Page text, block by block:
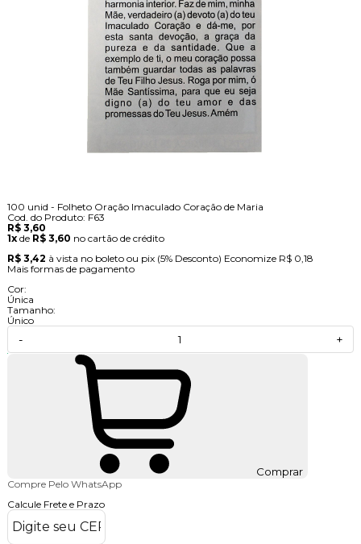
100 unid - Folheto Oração Imaculado Coração de Maria
Cod. do Produto: F63
R$ 3,60
1xde R$ 3,60 no cartão de crédito
R$ 3,42 à vista no boleto ou pix (5% Desconto) Economize R$ 0,18
Mais formas de pagamento
Cor:
Única
Tamanho:
Único
- +
Comprar
Compre Pelo WhatsApp
Calcule Frete e Prazo